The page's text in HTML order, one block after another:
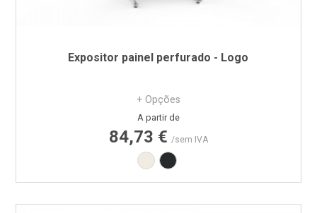
Expositor painel perfurado - Logo
+ Opções
Preço
A partir de
84,73 € /sem IVA
Branco RAL9010
Preto RAL9005